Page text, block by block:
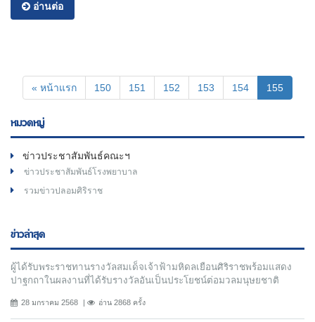
อ่านต่อ
« หน้าแรก 150 151 152 153 154 155
หมวดหมู่
ข่าวประชาสัมพันธ์คณะฯ
ข่าวประชาสัมพันธ์โรงพยาบาล
รวมข่าวปลอมศิริราช
ข่าวล่าสุด
ผู้ได้รับพระราชทานรางวัลสมเด็จเจ้าฟ้ามหิดลเยือนศิริราชพร้อมแสดง
ปาฐกถาในผลงานที่ได้รับรางวัลอันเป็นประโยชน์ต่อมวลมนุษยชาติ
28 มกราคม 2568 อ่าน 2868 ครั้ง